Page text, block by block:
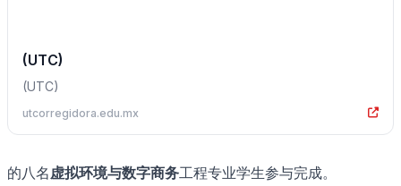
(UTC)
(UTC)
utcorregidora.edu.mx
的八名虚拟环境与数字商务工程专业学生参与完成。